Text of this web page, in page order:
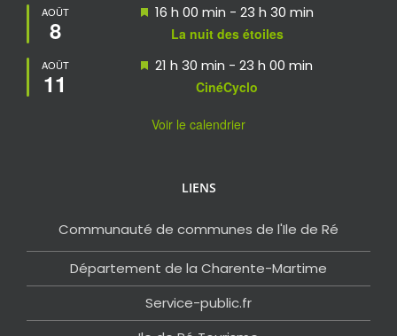
AOÛT
8
Mis
avant
16 h 00 min - 23 h 30 min
La nuit des étoiles
AOÛT
11
Mis
21 h 30 min - 23 h 00 min
CinéCyclo
Voir le calendrier
LIENS
Communauté de communes de l'Ile de Ré
Département de la Charente-Martime
Service-public.fr